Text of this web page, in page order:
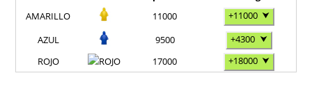
AMARILLO
11000 +11000 ⮟
AZUL
9500 +4300 ⮟
ROJO
17000 +18000 ⮟